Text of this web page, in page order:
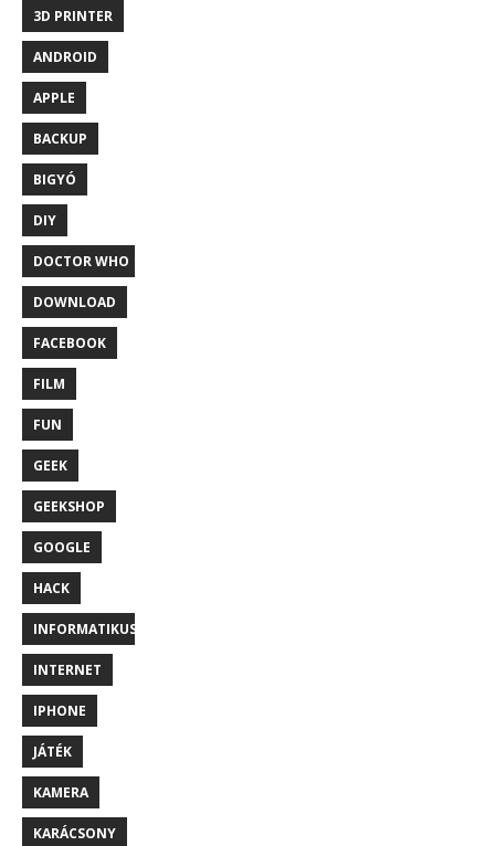
3D PRINTER
ANDROID
APPLE
BACKUP
BIGYÓ
DIY
DOCTOR WHO
DOWNLOAD
FACEBOOK
FILM
FUN
GEEK
GEEKSHOP
GOOGLE
HACK
INFORMATIKUS
INTERNET
IPHONE
JÁTÉK
KAMERA
KARÁCSONY